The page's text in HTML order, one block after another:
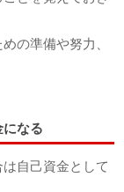
の準備や努力、
なる
自己資金として